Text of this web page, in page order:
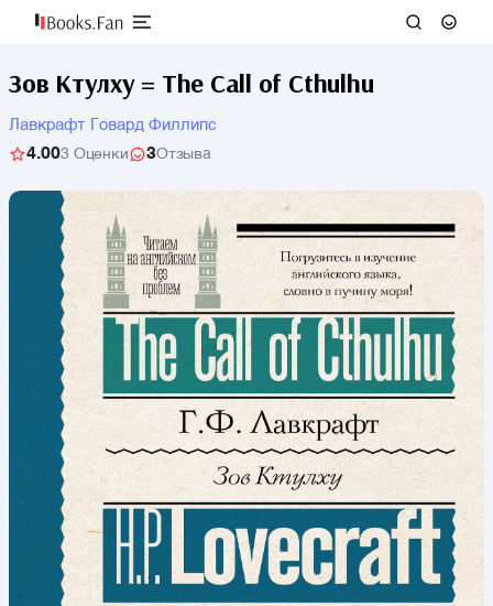
Зов Ктулху = The Call of Cthulhu
Лавкрафт Говард Филлипс
4.003 Оценки 3Отзыва